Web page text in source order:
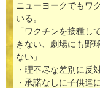
ニューヨークでもワ
いる。
「ワクチンを接種し
きない、劇場にも野
ない」
・理不尽な差別に反
・承諾なしに子供達